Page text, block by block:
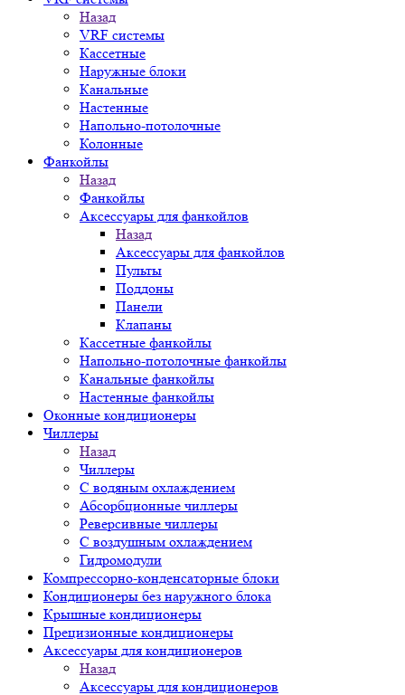
Назад
VRF системы
Кассетные
Наружные блоки
Канальные
Настенные
Напольно-потолочные
Колонные
Фанкойлы
Назад
Фанкойлы
Аксессуары для фанкойлов
Назад
Аксессуары для фанкойлов
Пульты
Поддоны
Панели
Клапаны
Кассетные фанкойлы
Напольно-потолочные фанкойлы
Канальные фанкойлы
Настенные фанкойлы
Оконные кондиционеры
Чиллеры
Назад
Чиллеры
С водяным охлаждением
Абсорбционные чиллеры
Реверсивные чиллеры
С воздушным охлаждением
Гидромодули
Компрессорно-конденсаторные блоки
Кондиционеры без наружного блока
Крышные кондиционеры
Прецизионные кондиционеры
Аксессуары для кондиционеров
Назад
Аксессуары для кондиционеров